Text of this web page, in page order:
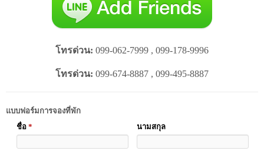
โทรด่วน: 099-062-7999 , 099-178-9996
โทรด่วน: 099-674-8887 , 099-495-8887
แบบฟอร์มการจองที่พัก
ชื่อ * นามสกุล